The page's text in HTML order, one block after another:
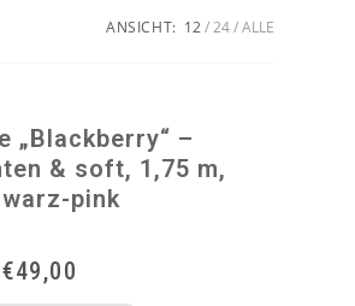
ANSICHT: 12 24 ALLE
„Blackberry“ –
& soft, 1,75 m,
pink
€49,00